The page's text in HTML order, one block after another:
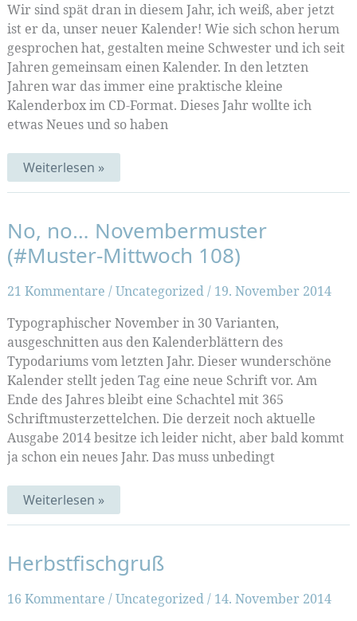
Wir sind spät dran in diesem Jahr, ich weiß, aber jetzt
ist er da, unser neuer Kalender! Wie sich schon herum
gesprochen hat, gestalten meine Schwester und ich seit
Jahren gemeinsam einen Kalender. In den letzten
Jahren war das immer eine praktische kleine
Kalenderbox im CD-Format. Dieses Jahr wollte ich
etwas Neues und so haben
Der
neue
Kalender
Weiterlesen »
No, no… Novembermuster
(#Muster-Mittwoch 108)
21 Kommentare /Uncategorized/ 19. November 2014
Typographischer November in 30 Varianten,
ausgeschnitten aus den Kalenderblättern des
Typodariums vom letzten Jahr. Dieser wunderschöne
Kalender stellt jeden Tag eine neue Schrift vor. Am
Ende des Jahres bleibt eine Schachtel mit 365
Schriftmusterzettelchen. Die derzeit noch aktuelle
Ausgabe 2014 besitze ich leider nicht, aber bald kommt
ja schon ein neues Jahr. Das muss unbedingt
No,
no…
Novembermuster
108)
Weiterlesen »
Herbstfischgruß
16 Kommentare /Uncategorized/ 14. November 2014